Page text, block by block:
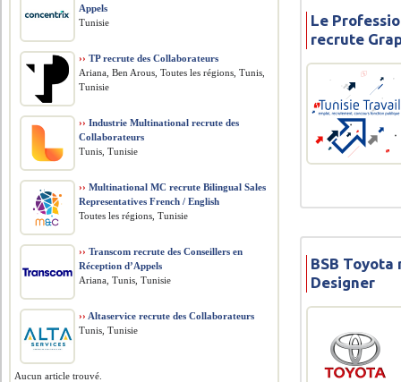
Le
recrute
BSB
Designer
Appels
Tunisie
›› TP recrute des Collaborateurs
Ariana, Ben Arous, Toutes les régions, Tunis,
Tunisie
›› Industrie Multinational recrute des
Collaborateurs
Tunis, Tunisie
›› Multinational MC recrute Bilingual Sales
Representatives French / English
Toutes les régions, Tunisie
›› Transcom recrute des Conseillers en
Réception d’Appels
Ariana, Tunis, Tunisie
›› Altaservice recrute des Collaborateurs
Tunis, Tunisie
Aucun article trouvé.